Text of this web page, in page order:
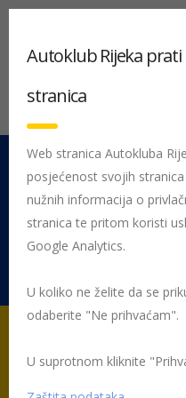
051 212 442 Centrala
Pon - Pet 08:00 - 16:00
Rujevica 9/1, 51000
Početna Posljednje
Autoklub Rijeka
stranica
Web stranica Autokluba
posjećenost svojih
nužnih informacija o
stranica te pritom koristi
Google Analytics.
U koliko ne želite da se
odaberite "Ne prihvaćam".
U suprotnom kliknite